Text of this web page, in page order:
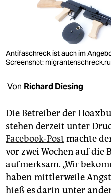
veranstaltungen
fragen & hilfe
unterstützen
abo
genossenschaft
epaper login
Antifaschreck ist auch im
Screenshot: migrantenschreck.ru
Von Richard Diesing
Die Betreiber der
stehen derzeit unter
Facebook-Post machte
vor zwei Wochen auf die
aufmerksam. „Wir
haben mittlerweile
hieß es darin unter